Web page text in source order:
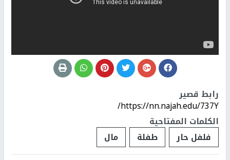
رابط قصير
https://nn.najah.edu/737Y/
الكلمات المفتاحية
فلفل حار
طفلة مال